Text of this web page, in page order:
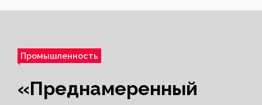
Промышленность
«Преднамеренный